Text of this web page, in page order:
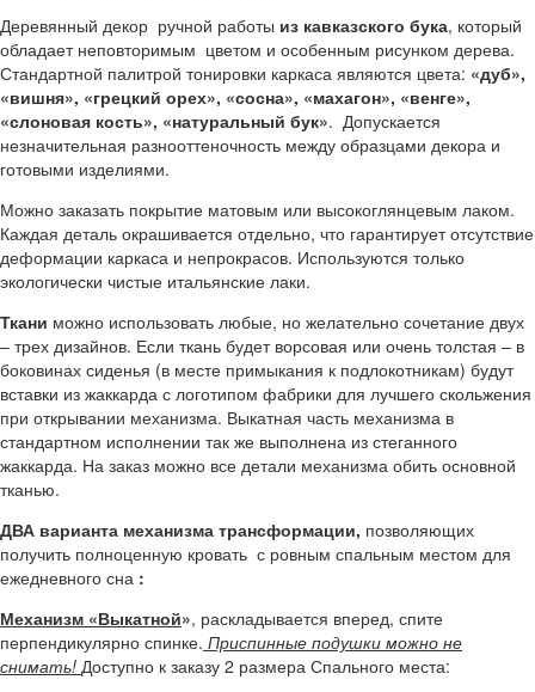
Деревянный декор ручной работы из кавказского бука, который
обладает неповторимым цветом и особенным рисунком дерева.
Стандартной палитрой тонировки каркаса являются цвета: «дуб»,
«вишня», «грецкий орех», «сосна», «махагон», «венге»,
«слоновая кость», «натуральный бук». Допускается
незначительная разнооттеночность между образцами декора и
готовыми изделиями.
Можно заказать покрытие матовым или высокоглянцевым лаком.
Каждая деталь окрашивается отдельно, что гарантирует отсутствие
деформации каркаса и непрокрасов. Используются только
экологически чистые итальянские лаки.
Ткани можно использовать любые, но желательно сочетание двух
– трех дизайнов. Если ткань будет ворсовая или очень толстая – в
боковинах сиденья (в месте примыкания к подлокотникам) будут
вставки из жаккарда с логотипом фабрики для лучшего скольжения
при открывании механизма. Выкатная часть механизма в
стандартном исполнении так же выполнена из стеганного
жаккарда. На заказ можно все детали механизма обить основной
тканью.
ДВА варианта механизма трансформации, позволяющих
получить полноценную кровать с ровным спальным местом для
ежедневного сна :
Механизм «Выкатной», раскладывается вперед, спите
перпендикулярно спинке. Приспинные подушки можно не
снимать! Доступно к заказу 2 размера Спального места: